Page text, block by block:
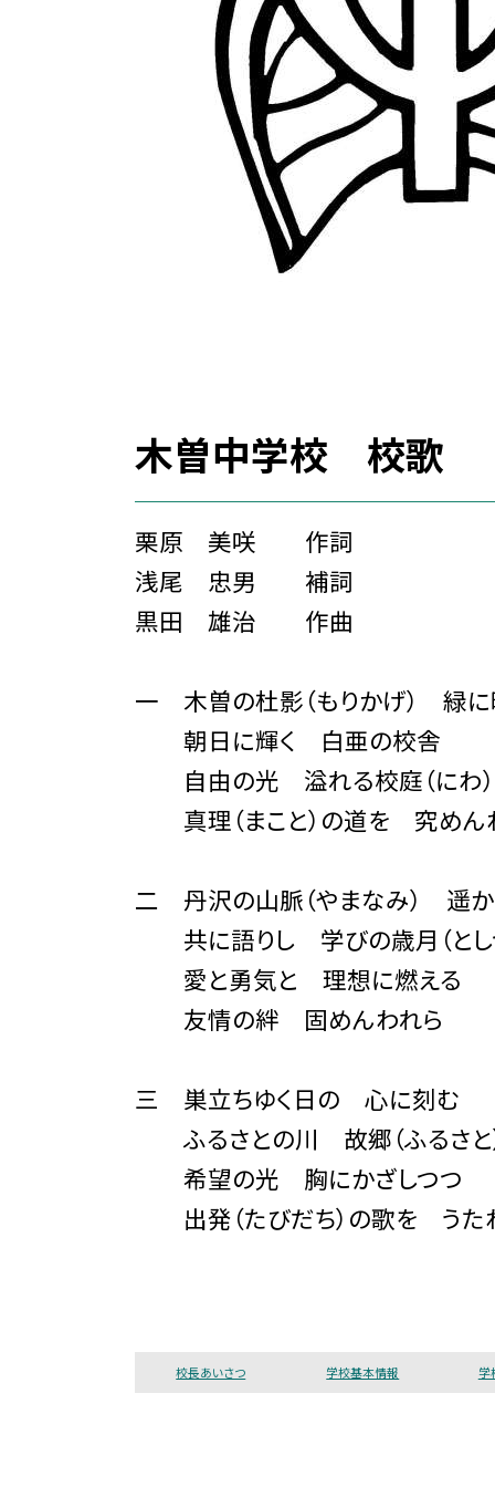
木曽中学校 校歌
栗原 美咲 作詞
浅尾 忠男 補詞
黒田 雄治 作曲
一 木曽の杜影（もりかげ） 緑に
朝日に輝く 白亜の校舎
自由の光 溢れる校庭（にわ
真理（まこと）の道を 究めん
二 丹沢の山脈（やまなみ） 遥
共に語りし 学びの歳月（とし
愛と勇気と 理想に燃える
友情の絆 固めんわれら
三 巣立ちゆく日の 心に刻む
ふるさとの川 故郷（ふるさと
希望の光 胸にかざしつつ
出発（たびだち）の歌を うた
校長あいさつ 学校基本情報 学